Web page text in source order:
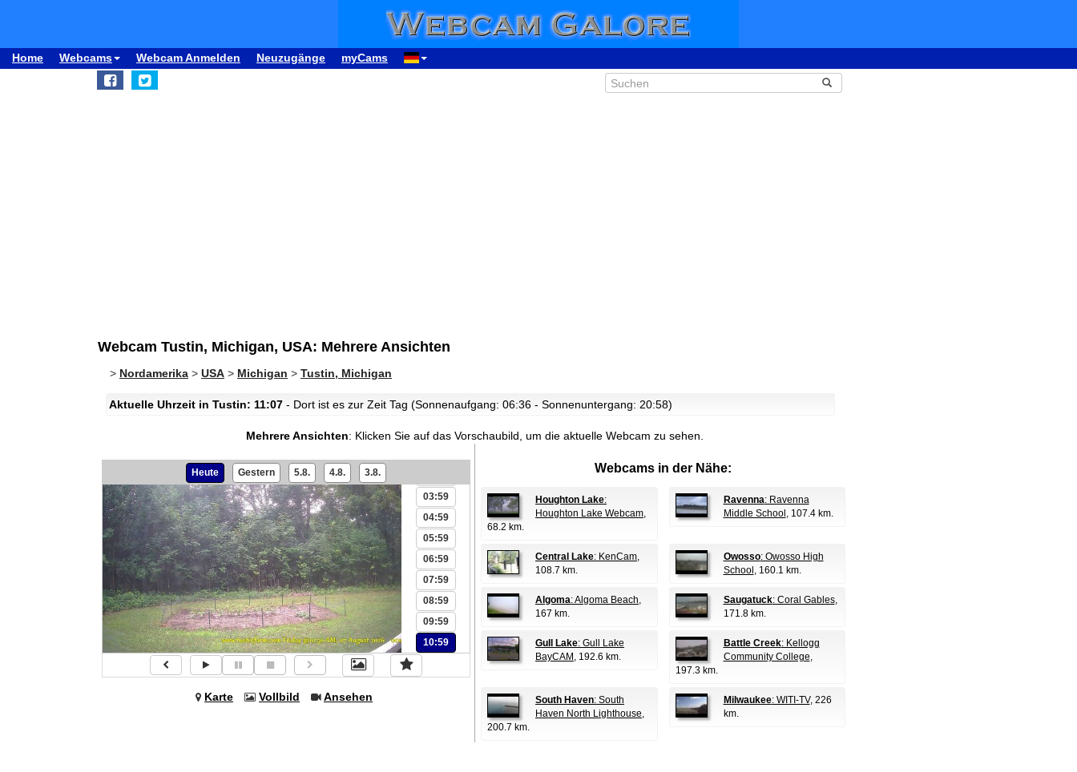
Home Webcams Webcam Anmelden Neuzugänge myCams
Webcam Tustin, Michigan, USA: Mehrere Ansichten
> Nordamerika > USA > Michigan > Tustin, Michigan
Aktuelle Uhrzeit in Tustin: 11:07 - Dort ist es zur Zeit Tag (Sonnenaufgang: 06:36 - Sonnenuntergang: 20:58)
Mehrere Ansichten: Klicken Sie auf das Vorschaubild, um die aktuelle Webcam zu sehen.
Heute Gestern 5.8. 4.8. 3.8.
00:59
03:59
04:59
05:59
06:59
07:59
08:59
09:59
10:59
Karte Vollbild Ansehen
Webcams in der Nähe:
Houghton Lake:
Houghton Lake Webcam,
68.2 km.
Ravenna: Ravenna
Middle School , 107.4 km.
Central Lake: KenCam,
108.7 km.
Owosso: Owosso High
School , 160.1 km.
Algoma: Algoma Beach,
167 km.
Saugatuck: Coral Gables,
171.8 km.
Gull Lake: Gull Lake
BayCAM , 192.6 km.
Battle Creek: Kellogg
Community College,
197.3 km.
South Haven: South
Haven North Lighthouse,
200.7 km.
Milwaukee: WITI-TV, 226
km.